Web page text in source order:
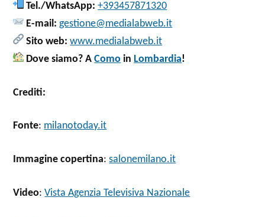
Tel./WhatsApp:+393457871320
E-mail: gestione@medialabweb.it
Sito web: www.medialabweb.it
Dove siamo? AComo in Lombardia!
Crediti:
Fonte: milanotoday.it
Immagine copertina:salonemilano.it
Video:Vista Agenzia Televisiva Nazionale